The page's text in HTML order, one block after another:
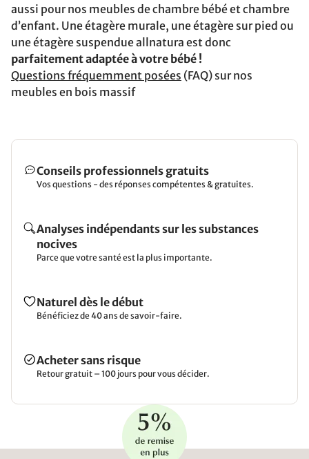
aussi pour nos meubles de chambre bébé et chambre
d’enfant. Une étagère murale, une étagère sur pied ou
une étagère suspendue allnatura est donc
parfaitement adaptée à votre bébé !
Questions fréquemment posées (FAQ) sur nos
meubles en bois massif
Conseils professionnels gratuits
Vos questions - des réponses compétentes & gratuites.
Analyses indépendants sur les substances
nocives
Parce que votre santé est la plus importante.
Naturel dès le début
Bénéficiez de 40 ans de savoir-faire.
Acheter sans risque
Retour gratuit – 100 jours pour vous décider.